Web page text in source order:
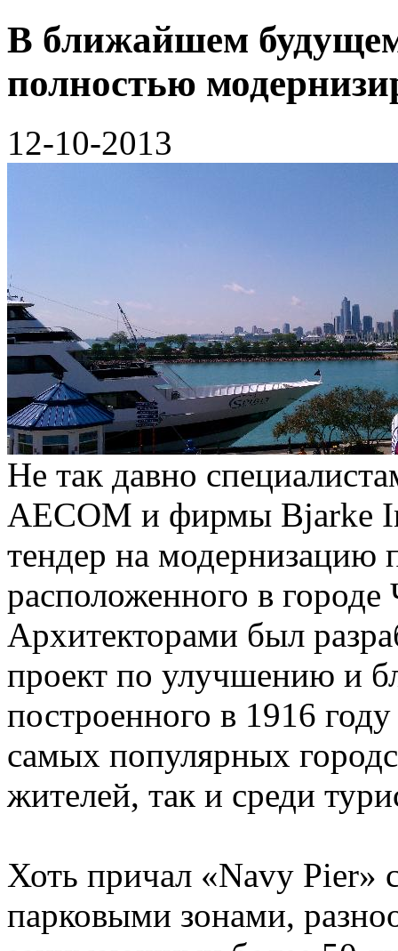
В ближайшем
полностью
12-10-2013
Не так давно
AECOM и фирмы Bjarke
тендер на модернизацию
расположенного в
Архитекторами был
проект по улучшению и
построенного в 1916
самых популярных
жителей, так и среди
Хоть причал «Navy Pier»
парковыми зонами,